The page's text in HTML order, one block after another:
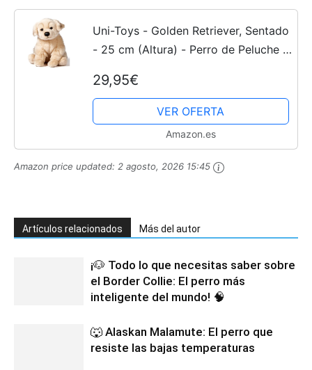
Uni-Toys - Golden Retriever, Sentado
- 25 cm (Altura) - Perro de Peluche -
29,95€
VER OFERTA
Amazon.es
Amazon price updated: 2 agosto, 2026 15:45
Artículos relacionados Más del autor
¡🐶 Todo lo que necesitas saber sobre
el Border Collie: El perro más
inteligente del mundo! 🧠
🐺 Alaskan Malamute: El perro que
resiste las bajas temperaturas